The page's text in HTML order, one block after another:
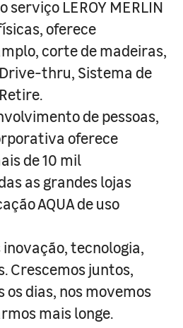
serviço LEROY MERLIN
oferece
corte de madeiras,
thru, Sistema de
de pessoas,
oferece
de 10 mil
as grandes lojas
AQUA de uso
tecnologia,
Crescemos juntos,
dias, nos movemos
mais longe.